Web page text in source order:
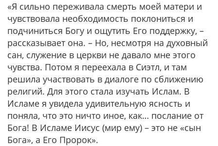
«Я сильно переживала смерть моей матери и
чувствовала необходимость поклониться и
подчиниться Богу и ощутить Его поддержку, –
рассказывает она. – Но, несмотря на духовный
сан, служение в церкви не давало мне этого
чувства. Потом я переехала в Сиэтл, и там
решила участвовать в диалоге по сближению
религий. Для этого стала изучать Ислам. В
Исламе я увидела удивительную ясность и
поняла, что это ничто иное, как… послание от
Бога! В Исламе Иисус (мир ему) – это не «сын
Бога», а Его Пророк».